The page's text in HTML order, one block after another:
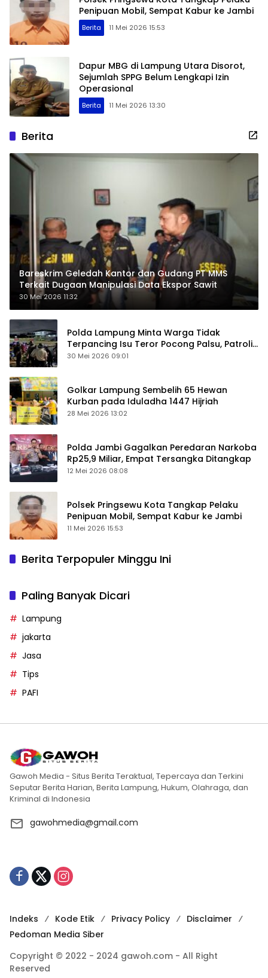
Penipuan Mobil, Sempat Kabur ke Jambi
Berita 11 Mei 2026 15:53
Dapur MBG di Lampung Utara Disorot,
Sejumlah SPPG Belum Lengkapi Izin
Operasional
Berita 11 Mei 2026 13:30
Berita
Bareskrim Geledah Kantor dan Gudang PT MMS
Terkait Dugaan Manipulasi Data Ekspor Sawit
30 Mei 2026 11:32
Polda Lampung Minta Warga Tidak
Terpancing Isu Teror Pocong Palsu, Patroli
Keamanan Ditingkatkan
30 Mei 2026 09:01
Golkar Lampung Sembelih 65 Hewan
Kurban pada Iduladha 1447 Hijriah
28 Mei 2026 13:02
Polda Jambi Gagalkan Peredaran Narkoba
Rp25,9 Miliar, Empat Tersangka Ditangkap
12 Mei 2026 08:08
Polsek Pringsewu Kota Tangkap Pelaku
Penipuan Mobil, Sempat Kabur ke Jambi
11 Mei 2026 15:53
Berita Terpopuler Minggu Ini
Paling Banyak Dicari
Lampung
jakarta
Jasa
Tips
PAFI
Gawoh Media - Situs Berita Teraktual, Tepercaya dan Terkini
Seputar Berita Harian, Berita Lampung, Hukum, Olahraga, dan
Kriminal di Indonesia
gawohmedia@gmail.com
Indeks Kode Etik Privacy Policy
Disclaimer
Pedoman Media Siber
Copyright © 2022 - 2024 gawoh.com - All Right
Reserved